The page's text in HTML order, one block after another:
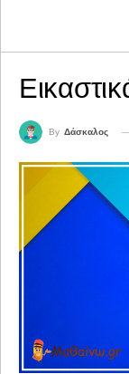
By Δάσκαλος